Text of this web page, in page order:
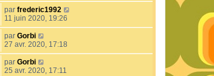
par frederic1992
11 juin 2020, 19:26
par Gorbi
27 avr. 2020, 17:18
par Gorbi
25 avr. 2020, 17:11